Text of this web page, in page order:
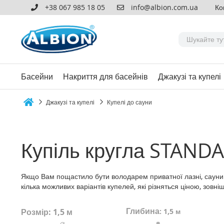
+38 067 985 18 05 info@albion.com.ua
Басейни Накриття для басейнів Джакузі та купелі
Джакузі та купелі Купелі до сауни
Купіль кругла
Якщо Вам пощастило бути володарем приватної лазні,
кілька можливих варіантів купелей, які різняться ціною,
Розмір: 1,5 м Глибина: 1,5 м